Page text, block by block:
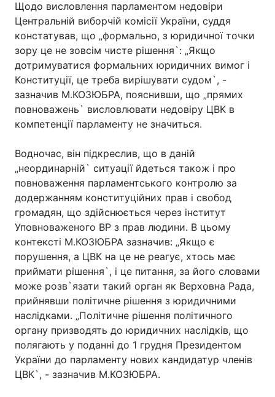
Щодо висловлення парламентом недовіри
Центральній виборчій комісії України, суддя
констатував, що „формально, з юридичної точки
зору це не зовсім чисте рішення`: „Якщо
дотримуватися формальних юридичних вимог і
Конституції, це треба вирішувати судом`, -
зазначив М.КОЗЮБРА, пояснивши, що „прямих
повноважень` висловлювати недовіру ЦВК в
компетенції парламенту не значиться.
Водночас, він підкреслив, що в даній
„неординарній` ситуації йдеться також і про
повноваження парламентського контролю за
додержанням конституційних прав і свобод
громадян, що здійснюється через інститут
Уповноваженого ВР з прав людини. В цьому
контексті М.КОЗЮБРА зазначив: „Якщо є
порушення, а ЦВК на це не реагує, хтось має
приймати рішення`, і це питання, за його словами
може розв`язати такий орган як Верховна Рада,
прийнявши політичне рішення з юридичними
наслідками. „Політичне рішення політичного
органу призводять до юридичних наслідків, що
полягають у поданні до 1 грудня Президентом
України до парламенту нових кандидатур членів
ЦВК`, - зазначив М.КОЗЮБРА.